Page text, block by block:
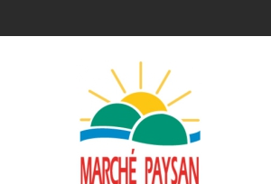
Qui sommes-nous ?